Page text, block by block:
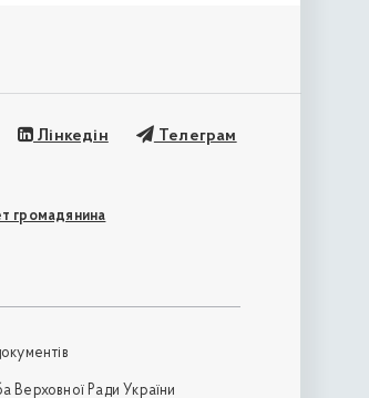
Лінкедін Телеграм
громадянина
Верховної Ради України